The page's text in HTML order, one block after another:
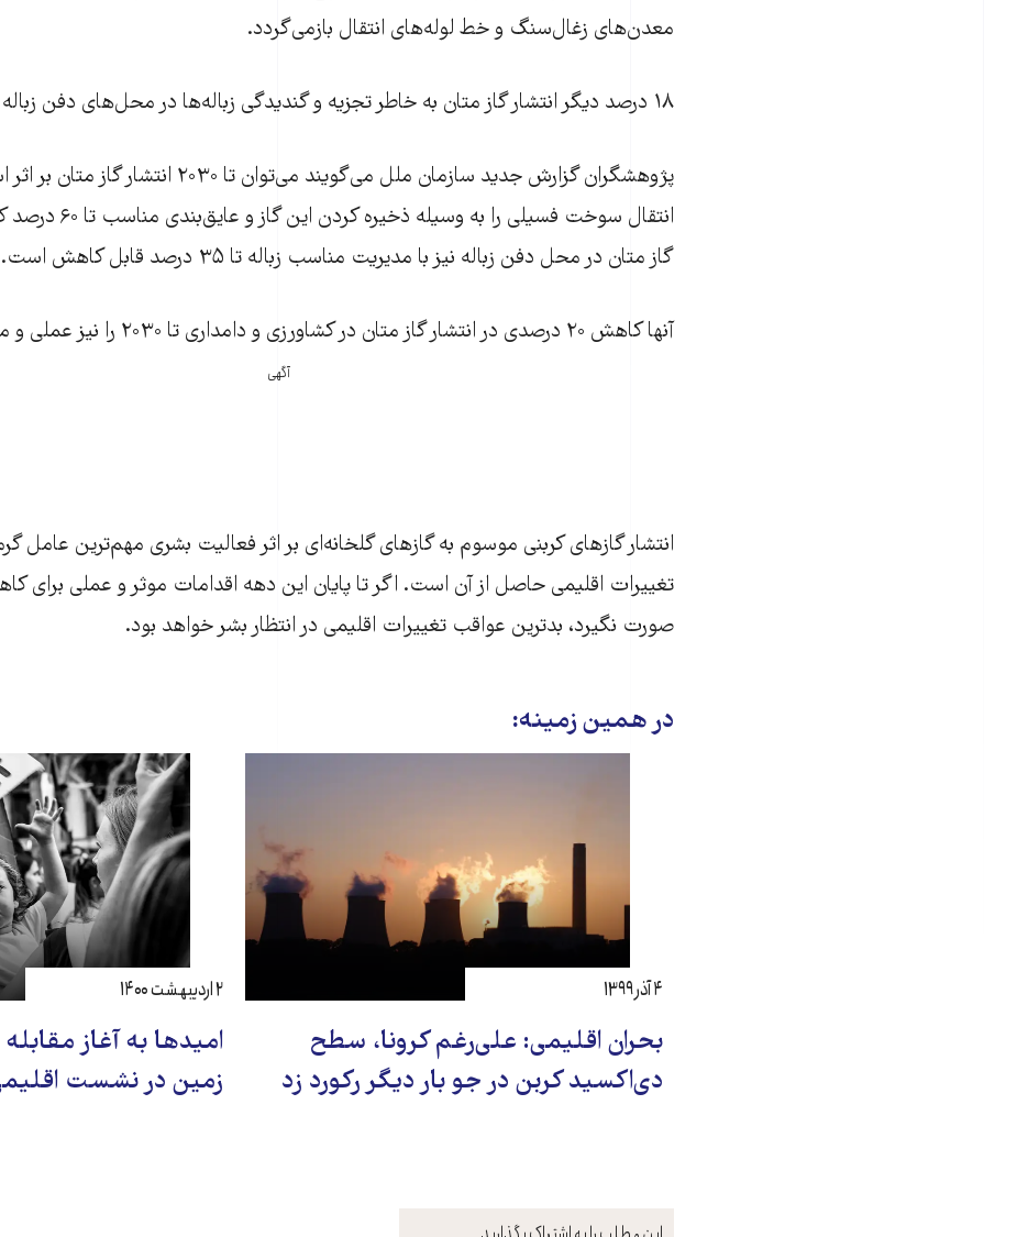
معدن‌های زغال‌سنگ و خط لوله‌های انتقال بازمی‌گردد.
۱۸ درصد دیگر انتشار گاز متان به خاطر تجزیه و گندیدگی زباله‌ها در محل‌های دفن زباله است.
پژوهشگران گزارش جدید سازمان ملل می‌گویند می‌توان تا ۲۰۳۰
انتقال سوخت فسیلی را به
گاز متان در محل دفن زباله نیز با مدیریت مناسب زباله تا ۳۵ درصد قابل کاهش است.
آنها کاهش ۲۰ درصدی در انتشار گاز متان در کشاورزی و دامداری تا ۲۰۳۰ را نیز عملی و ممکن می‌دانند.
آگهی
انتشار گازهای کربنی موسوم به گازهای گلخانه‌ای بر اثر فعالیت بشری مهم‌ترین عامل
تغییرات اقلیمی حاصل از آن است. اگر تا پایان این دهه اقدامات موثر و عملی برای
صورت نگیرد، بدترین عواقب تغییرات اقلیمی در انتظار بشر خواهد بود.
در همین زمینه:
بحران اقلیمی: علی‌رغم کرونا، سطح
دی‌اکسید کربن در جو بار دیگر رکورد زد
۴ آذر ۱۳۹۹
امیدها به آغاز
زمین در نشست
۲ اردیبهشت ۱۴۰۰